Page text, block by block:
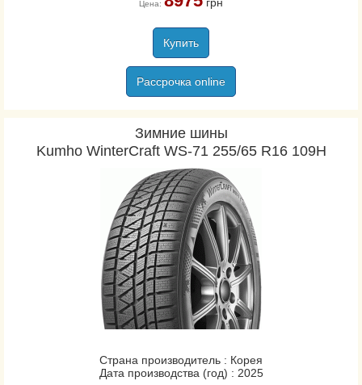
Цена:
Купить
Рассрочка online
Зимние шины
Kumho WinterCraft WS-71 255/65 R16 109H
Страна производитель : Корея
Дата производства (год) : 2025